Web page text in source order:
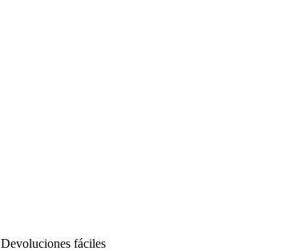
Devoluciones fáciles